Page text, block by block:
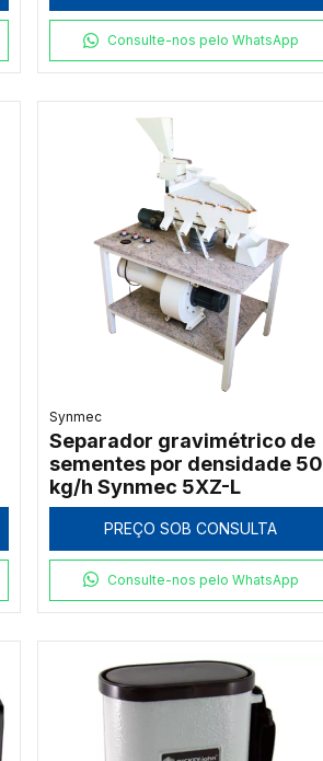
Consulte-nos pelo WhatsApp
Synmec
Separador gravimétrico de
sementes por densidade 50
kg/h Synmec 5XZ-L
PREÇO SOB CONSULTA
Consulte-nos pelo WhatsApp